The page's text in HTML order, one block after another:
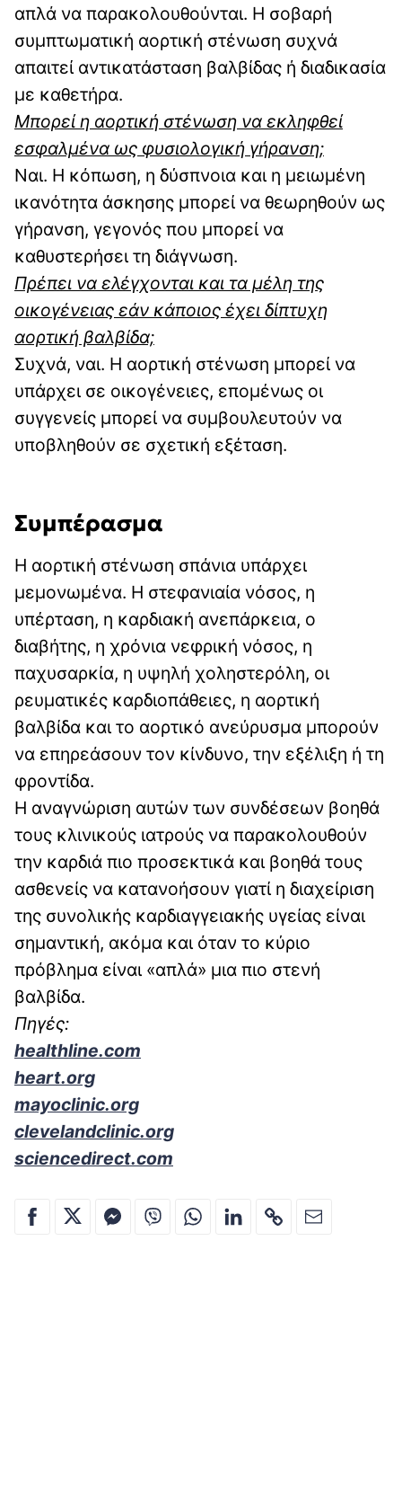
απλά να παρακολουθούνται. Η σοβαρή
συμπτωματική αορτική στένωση συχνά
απαιτεί αντικατάσταση βαλβίδας ή διαδικασία
με καθετήρα.
Μπορεί η αορτική στένωση να εκληφθεί
εσφαλμένα ως φυσιολογική γήρανση;
Ναι. Η κόπωση, η δύσπνοια και η μειωμένη
ικανότητα άσκησης μπορεί να θεωρηθούν ως
γήρανση, γεγονός που μπορεί να
καθυστερήσει τη διάγνωση.
Πρέπει να ελέγχονται και τα μέλη της
οικογένειας εάν κάποιος έχει δίπτυχη
αορτική βαλβίδα;
Συχνά, ναι. Η αορτική στένωση μπορεί να
υπάρχει σε οικογένειες, επομένως οι
συγγενείς μπορεί να συμβουλευτούν να
υποβληθούν σε σχετική εξέταση.
Συμπέρασμα
Η αορτική στένωση σπάνια υπάρχει
μεμονωμένα. Η στεφανιαία νόσος, η
υπέρταση, η καρδιακή ανεπάρκεια, ο
διαβήτης, η χρόνια νεφρική νόσος, η
παχυσαρκία, η υψηλή χοληστερόλη, οι
ρευματικές καρδιοπάθειες, η αορτική
βαλβίδα και το αορτικό ανεύρυσμα μπορούν
να επηρεάσουν τον κίνδυνο, την εξέλιξη ή τη
φροντίδα.
Η αναγνώριση αυτών των συνδέσεων βοηθά
τους κλινικούς ιατρούς να παρακολουθούν
την καρδιά πιο προσεκτικά και βοηθά τους
ασθενείς να κατανοήσουν γιατί η διαχείριση
της συνολικής καρδιαγγειακής υγείας είναι
σημαντική, ακόμα και όταν το κύριο
πρόβλημα είναι «απλά» μια πιο στενή
βαλβίδα.
Πηγές:
healthline.com
heart.org
mayoclinic.org
clevelandclinic.org
sciencedirect.com